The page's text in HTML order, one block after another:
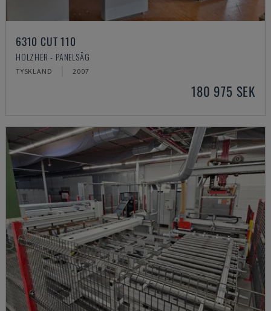
6310 CUT 110
HOLZHER - PANELSÅG
TYSKLAND 2007
180 975 SEK